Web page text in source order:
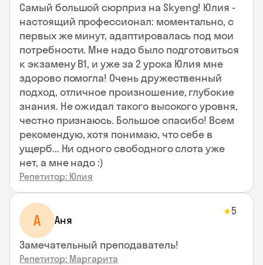
Самый большой сюрприз на Skyeng! Юлия -
настоящий профессионал: моментально, с
первых же минут, адаптировалась под мои
потребности. Мне надо было подготовиться
к экзамену В1, и уже за 2 урока Юлия мне
здорово помогла! Очень дружественный
подход, отличное произношение, глубокие
знания. Не ожидал такого высокого уровня,
честно признаюсь. Большое спасибо! Всем
рекомендую, хотя понимаю, что себе в
ущерб... Ни одного свободного слота уже
нет, а мне надо :)
Репетитор: Юлия
А Аня
★5
Замечательный преподаватель!
Репетитор: Маргарита